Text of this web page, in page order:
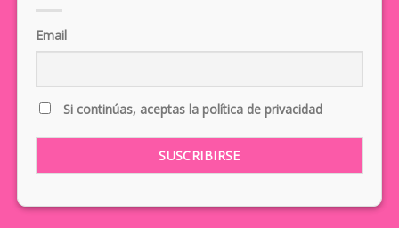
Email
Si continúas, aceptas la política de privacidad